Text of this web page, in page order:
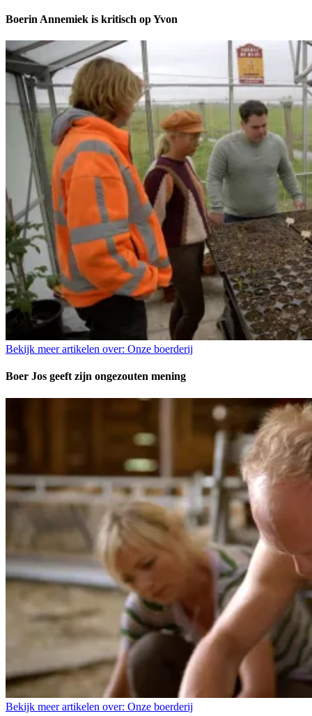
Boerin Annemiek is kritisch op Yvon
Bekijk meer artikelen over: Onze boerderij
Boer Jos geeft zijn ongezouten mening
Bekijk meer artikelen over: Onze boerderij